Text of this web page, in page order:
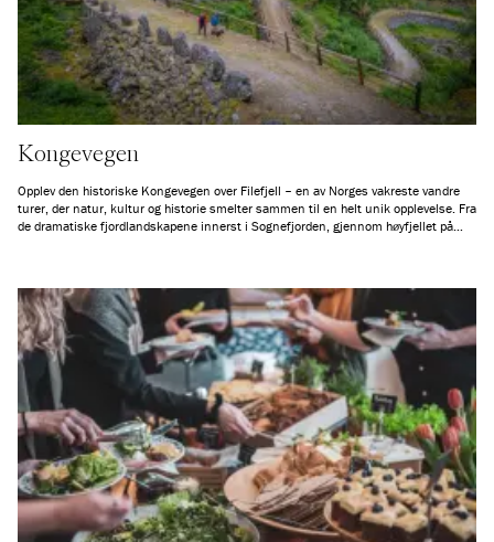
Kongevegen
Opplev den historiske Kongevegen over Filefjell – en av Norges vakreste vandre
turer, der natur, kultur og historie smelter sammen til en helt unik opplevelse. Fra
de dramatiske fjordlandskapene innerst i Sognefjorden, gjennom høyfjellet på
Østlandet og Vestlandet sammen.